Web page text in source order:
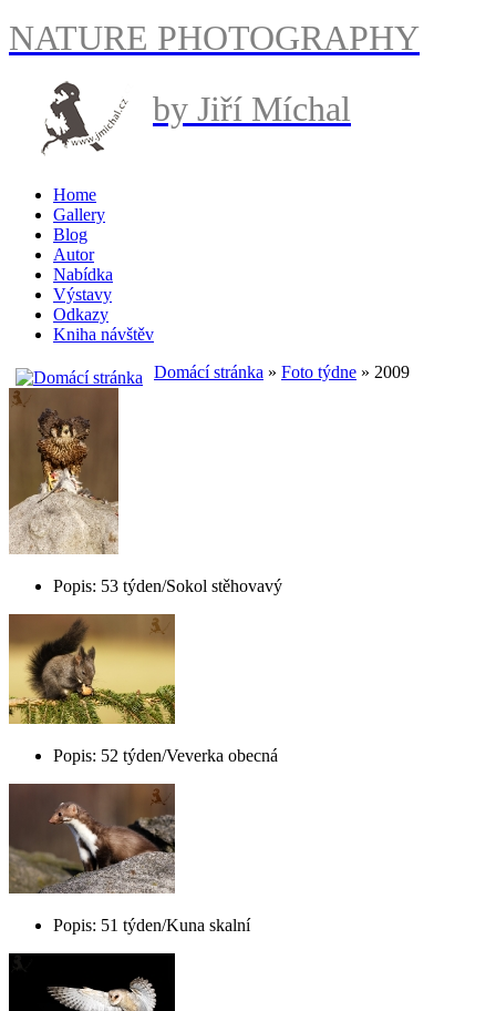
NATURE PHOTOGRAPHY
by Jiří Míchal
Home
Gallery
Blog
Autor
Nabídka
Výstavy
Odkazy
Kniha návštěv
Domácí stránka » Foto týdne » 2009
Popis: 53 týden/Sokol stěhovavý
Popis: 52 týden/Veverka obecná
Popis: 51 týden/Kuna skalní